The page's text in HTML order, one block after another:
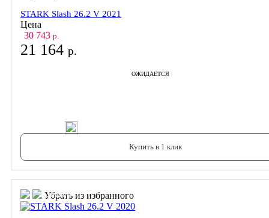
STARK Slash 26.2 V 2021
Цена
30 743 р.
21 164 р.
ОЖИДАЕТСЯ
Купить в 1 клик
Убрать из избранного
В корзину
В корзину